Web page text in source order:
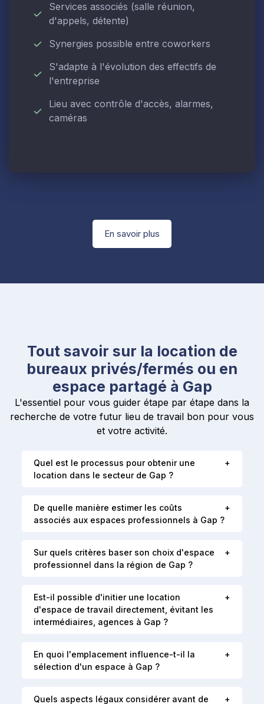
Services associés (salle réunion,
d'appels, détente)
Synergies possible entre coworkers
S'adapte à l'évolution des effectifs de
l'entreprise
Lieu avec contrôle d'accès, alarmes,
caméras
En savoir plus
Tout savoir sur la location de
bureaux privés/fermés ou en
espace partagé à Gap
L'essentiel pour vous guider étape par étape dans la
recherche de votre futur lieu de travail bon pour vous
et votre activité.
Quel est le processus pour obtenir une
location dans le secteur de Gap ?
De quelle manière estimer les coûts
associés aux espaces professionnels à Gap ?
Sur quels critères baser son choix d'espace
professionnel dans la région de Gap ?
Est-il possible d'initier une location
d'espace de travail directement, évitant les
intermédiaires, agences à Gap ?
En quoi l'emplacement influence-t-il la
sélection d'un espace à Gap ?
Quels aspects légaux considérer avant de